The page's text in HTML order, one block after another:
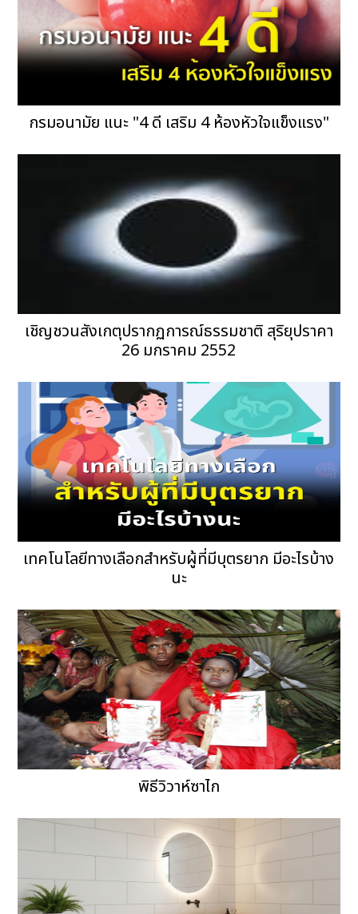
กรมอนามัย แนะ "4 ดี เสริม 4 ห้องหัวใจแข็งแรง"
เชิญชวนสังเกตุปรากฏการณ์ธรรมชาติ สุริยุปราคา
26 มกราคม 2552
เทคโนโลยีทางเลือกสำหรับผู้ที่มีบุตรยาก มีอะไรบ้าง
นะ
พิธีวิวาห์ซาไก